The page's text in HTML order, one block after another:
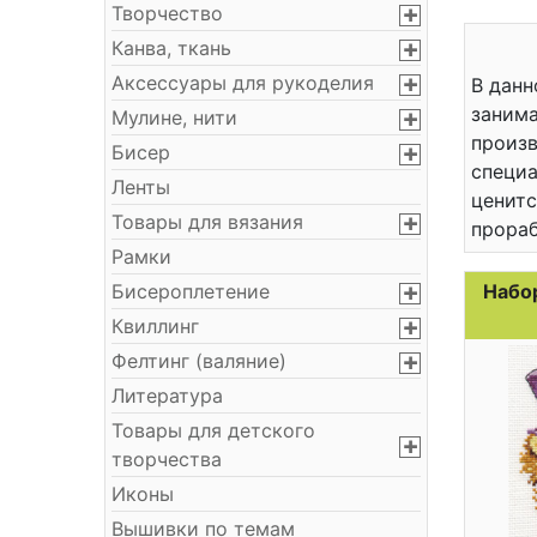
Творчество
Канва, ткань
Аксессуары для рукоделия
Мулине, нити
Бисер
Ленты
Товары для вязания
Рамки
Бисероплетение
Квиллинг
Фелтинг (валяние)
Литература
Товары для детского
творчества
Иконы
Вышивки по темам
В